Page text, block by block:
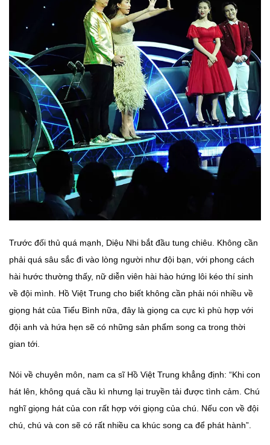
Trước đối thủ quá mạnh, Diệu Nhi bắt đầu tung chiêu. Không cần
phải quá sâu sắc đi vào lòng người như đội bạn, với phong cách
hài hước thường thấy, nữ diễn viên hài hào hứng lôi kéo thí sinh
về đội mình. Hồ Việt Trung cho biết không cần phải nói nhiều về
giọng hát của Tiểu Bình nữa, đây là giọng ca cực kì phù hợp với
đội anh và hứa hẹn sẽ có những sản phẩm song ca trong thời
gian tới.
Nói về chuyên môn, nam ca sĩ Hồ Việt Trung khẳng định: “Khi con
hát lên, không quá cầu kì nhưng lại truyền tải được tình cảm. Chú
nghĩ giọng hát của con rất hợp với giọng của chú. Nếu con về đội
chú, chú và con sẽ có rất nhiều ca khúc song ca để phát hành”.